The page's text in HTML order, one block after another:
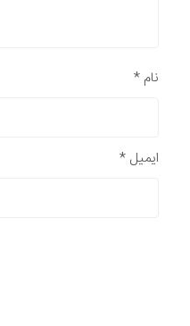
نام *
ایمیل *